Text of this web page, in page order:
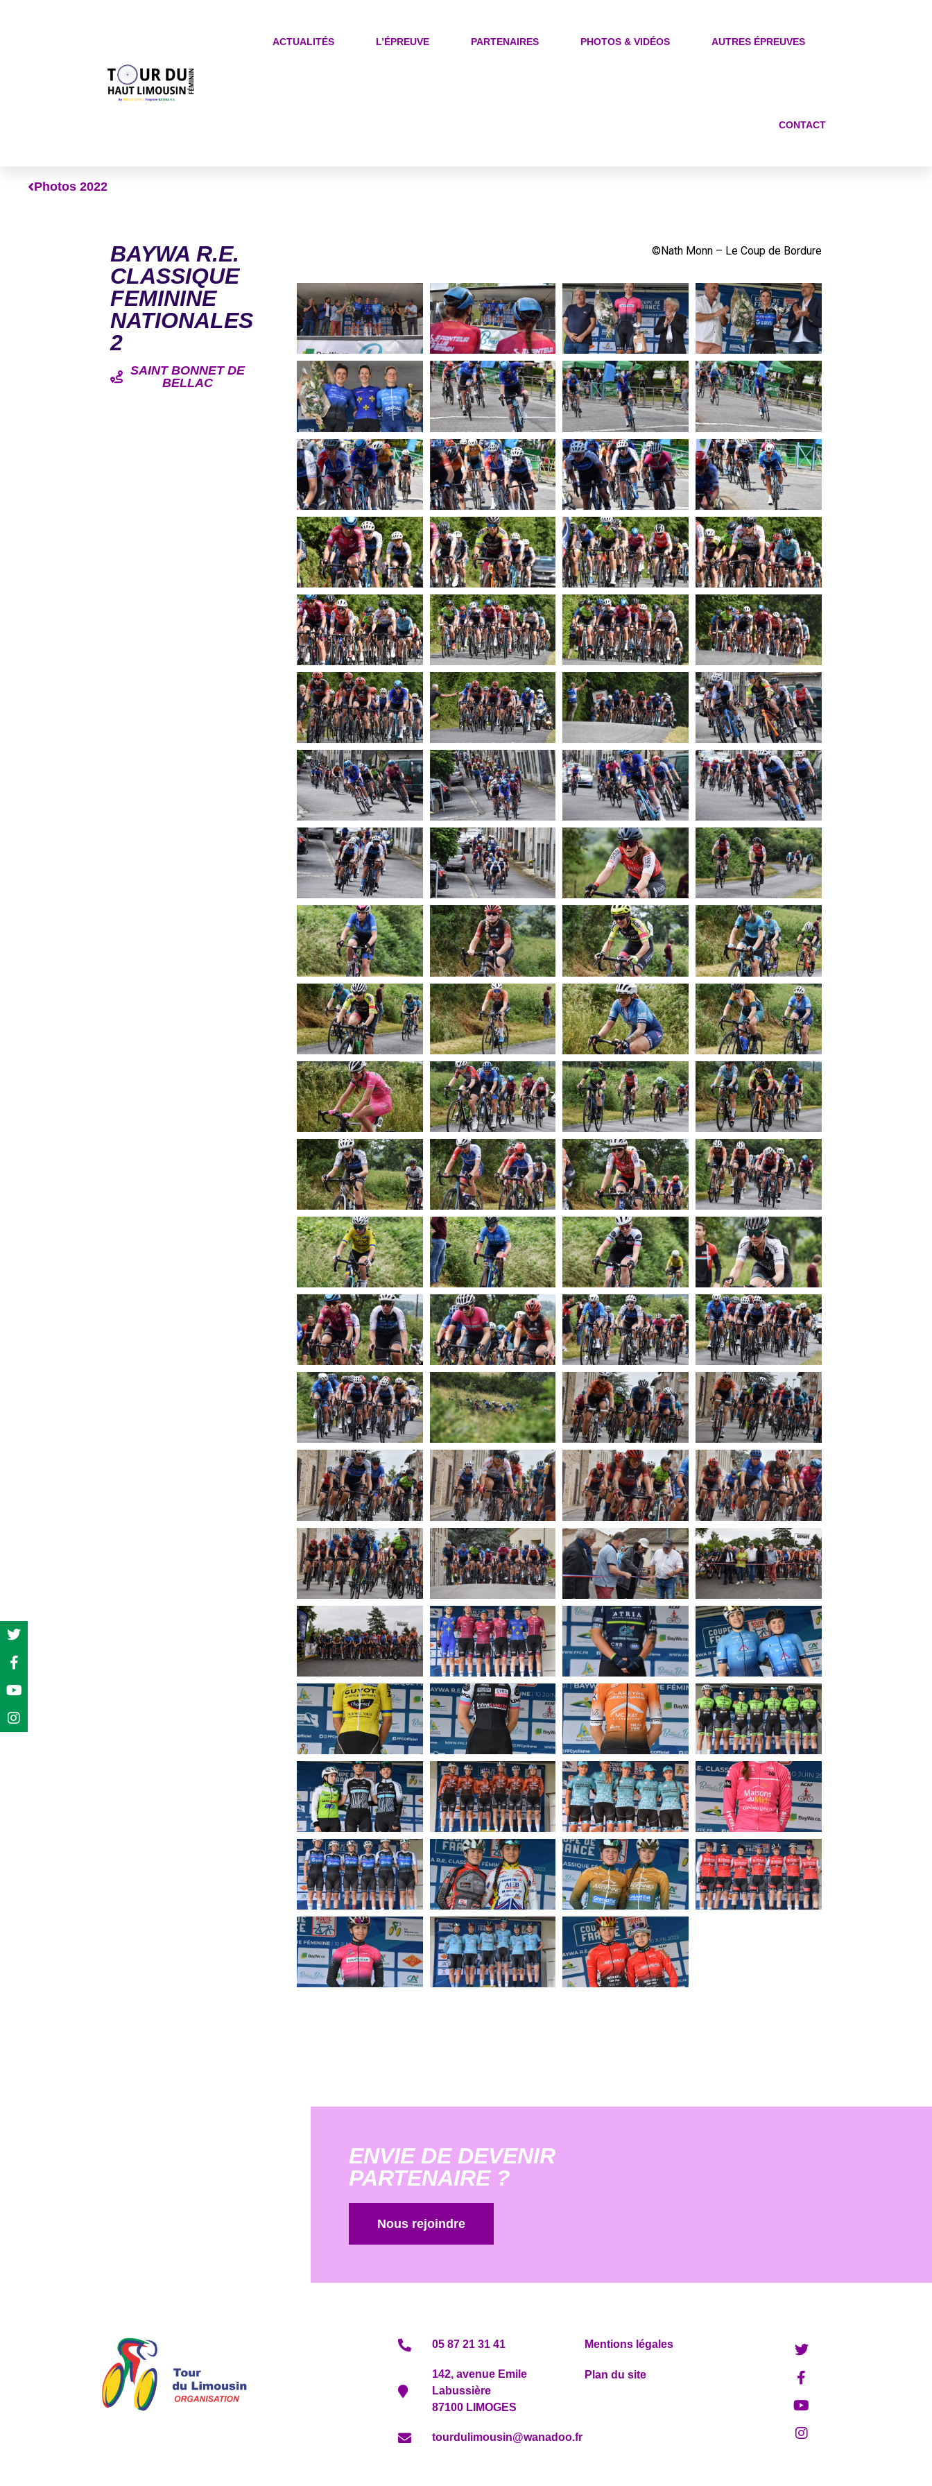
ACTUALITÉS L’ÉPREUVE PARTENAIRES PHOTOS & VIDÉOS AUTRES ÉPREUVES
CONTACT
Photos 2022
BAYWA R.E.
CLASSIQUE
FEMININE
NATIONALES
2
SAINT BONNET DE
BELLAC
©Nath Monn – Le Coup de Bordure
ENVIE DE DEVENIR
PARTENAIRE ?
Nous rejoindre
05 87 21 31 41
142, avenue Emile
Labussière
87100 LIMOGES
tourdulimousin@wanadoo.fr
Mentions légales
Plan du site